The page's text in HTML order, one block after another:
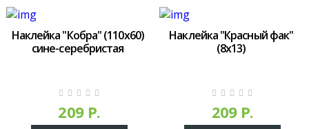
Наклейка "Кобра" (110х60)
сине-серебристая
209 Р.
Наклейка "Красный фак"
(8x13)
209 Р.